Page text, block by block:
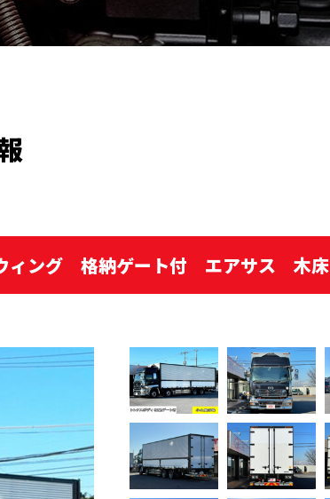
ィング 格納ゲート付 エアサス 木床